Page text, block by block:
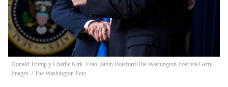
Donald Trump y Charlie Kirk. Foto: Jabin Botsford/The Washington Post via Getty
Images. / The Washington Post